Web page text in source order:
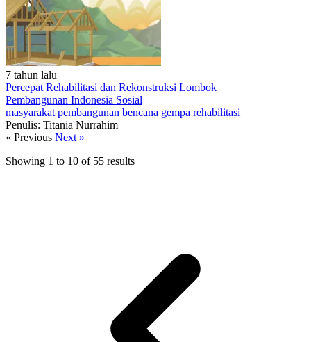
7 tahun lalu
Percepat Rehabilitasi dan Rekonstruksi Lombok
Pembangunan Indonesia Sosial
masyarakat pembangunan bencana gempa rehabilitasi
Penulis: Titania Nurrahim
« Previous Next »
Showing 1 to 10 of 55 results